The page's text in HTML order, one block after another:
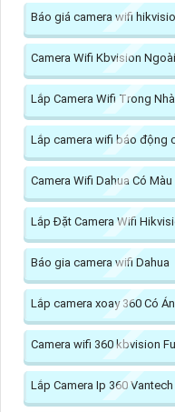
Báo giá camera wifi
Camera Wifi Kbvision
Lắp Camera Wifi Trong Nhà
Lắp camera wifi báo động
Camera Wifi Dahua Có
Lắp Đặt Camera Wifi
Báo gia camera wifi Dahua
Lắp camera xoay 360 Có
Camera wifi 360 kbvision
Lắp Camera Ip 360 Vantech